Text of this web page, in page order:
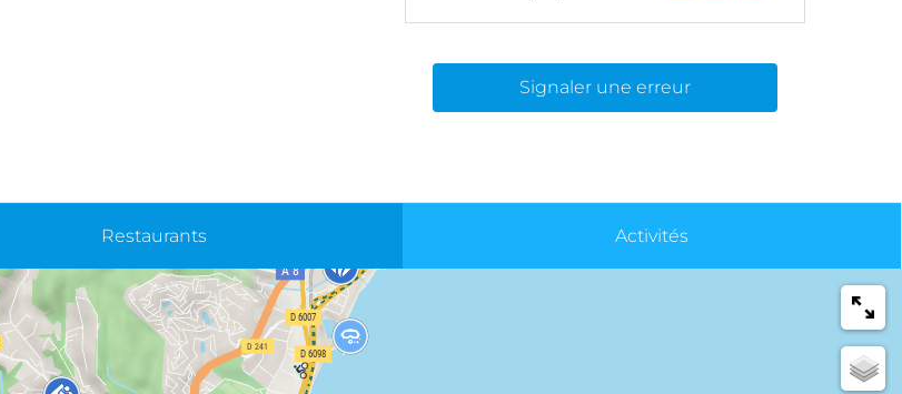
Signaler une erreur
Restaurants Activités